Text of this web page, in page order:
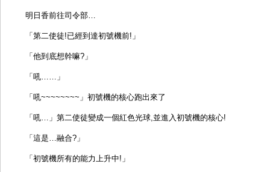
明日香前往司令部…
「第二使徒!已經到達初號機前!」
「他到底想幹嘛?」
「吼……」
「吼~~~~~~~~」初號機的核心跑出來了
「吼…」第二使徒變成一個紅色光球,並進入初號機的核心!
「這是…融合?」
「初號機所有的能力上升中!」